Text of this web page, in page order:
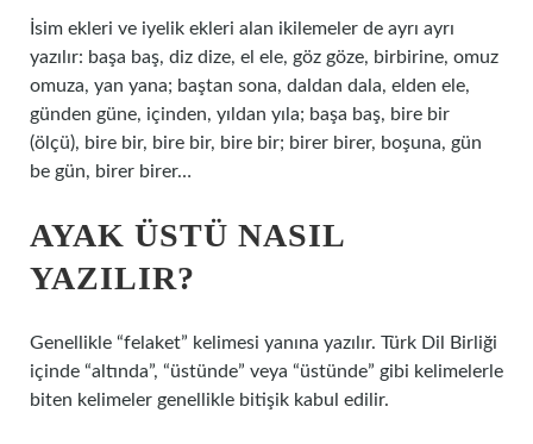
İsim ekleri ve iyelik ekleri alan ikilemeler de ayrı ayrı
yazılır: başa baş, diz dize, el ele, göz göze, birbirine, omuz
omuza, yan yana; baştan sona, daldan dala, elden ele,
günden güne, içinden, yıldan yıla; başa baş, bire bir
(ölçü), bire bir, bire bir, bire bir; birer birer, boşuna, gün
be gün, birer birer…
AYAK ÜSTÜ NASIL
YAZILIR?
Genellikle “felaket” kelimesi yanına yazılır. Türk Dil Birliği
içinde “altında”, “üstünde” veya “üstünde” gibi kelimelerle
biten kelimeler genellikle bitişik kabul edilir.